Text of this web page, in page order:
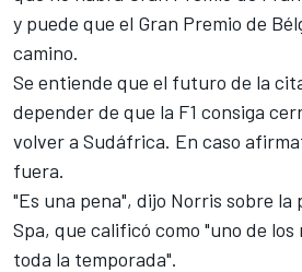
y puede que el Gran Premio de
camino.
Se entiende que el futuro de la
depender de que la F1 consiga
volver a Sudáfrica. En caso
fuera.
"Es una pena", dijo Norris sobre la
Spa, que calificó como "uno de
toda la temporada".